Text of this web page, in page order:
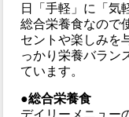
日「手軽」に「気
総合栄養食なので
セントや楽しみを
っかり栄養バラン
ています。
●総合栄養食
デイリーメニュー